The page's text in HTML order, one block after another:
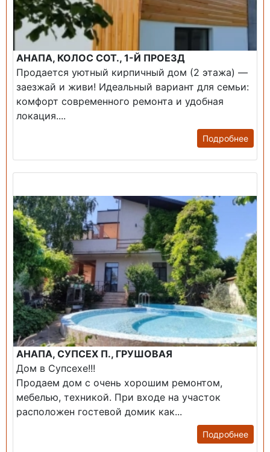
АНАПА, КОЛОС СОТ., 1-Й ПРОЕЗД
Продается уютный кирпичный дом (2 этажа) —
заезжай и живи! ​Идеальный вариант для семьи:
комфорт современного ремонта и удобная
локация....
Подробнее
АНАПА, СУПСЕХ П., ГРУШОВАЯ
Дом в Супсехе!!!
Продаем дом с очень хорошим ремонтом,
мебелью, техникой. При входе на участок
расположен гостевой домик как...
Подробнее